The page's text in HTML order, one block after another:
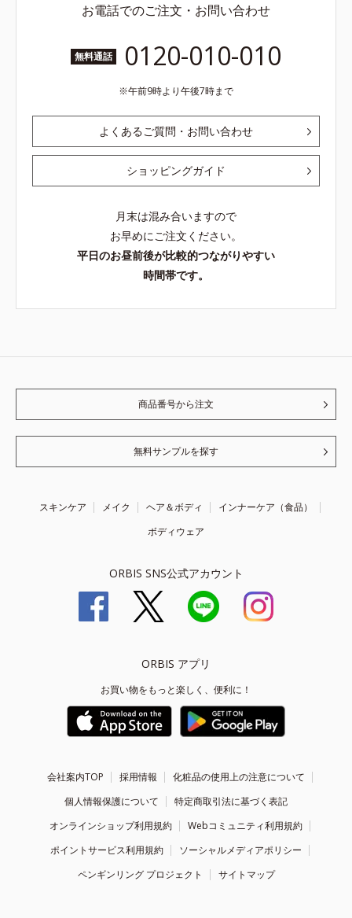
お電話でのご注文・お問い合わせ
無料通話 0120-010-010
午前9時より午後7時まで
よくあるご質問・お問い合わせ
ショッピングガイド
月末は混み合いますので
お早めにご注文ください。
平日のお昼前後が比較的つながりやすい
時間帯です。
商品番号から注文
無料サンプルを探す
スキンケア メイク ヘア＆ボディ
インナーケア（食品）
ボディウェア
ORBIS SNS公式アカウント
ORBIS アプリ
お買い物をもっと楽しく、便利に！
会社案内TOP 採用情報
化粧品の使用上の注意について
個人情報保護について
特定商取引法に基づく表記
オンラインショップ利用規約
Webコミュニティ利用規約
ポイントサービス利用規約
ソーシャルメディアポリシー
ペンギンリング プロジェクト
サイトマップ